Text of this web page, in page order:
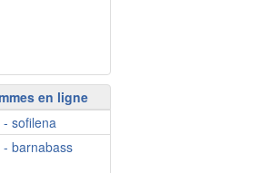
en ligne
- sofilena
- barnabass